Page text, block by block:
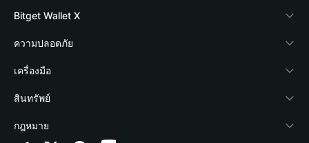
Blog
Academy
ข่าวสารด้านคริปโต
ศูนย์ช่วยเหลือ
ติดต่อเรา
Crypto Card
Stablecoin Earn
Payfi Crypto
Crypto Swap API
Altcoin Season Index
Bitget Wallet X
นักพัฒนา
เชื่อมต่อ Wallet
Bitget Wallet Pay
ลิสต์โปรเจกต์
ความปลอดภัย
Protection Fund
เทคโนโลยีความปลอดภัย
เครื่องมือ
ซื้อคริปโต
การตรวจจับการอนุญาต
สินทรัพย์
Arbitrum
กฎหมาย